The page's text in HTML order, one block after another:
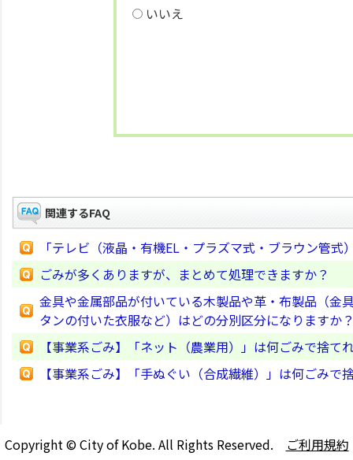
いいえ
関連するFAQ
「テレビ（液晶・有機EL・プラズマ式・ブラウン管
ごみが多くありますが、まとめて処理できますか？
金具や金属部品が付いている木製品や革・布製品（金
タンの付いた衣服など）はどの分別区分になりますか
【事業系ごみ】「ネット（農業用）」は何ごみで捨て
【事業系ごみ】「手ぬぐい（合成繊維）」は何ごみで
Copyright © City of Kobe. All Rights Reserved. ご利用規約